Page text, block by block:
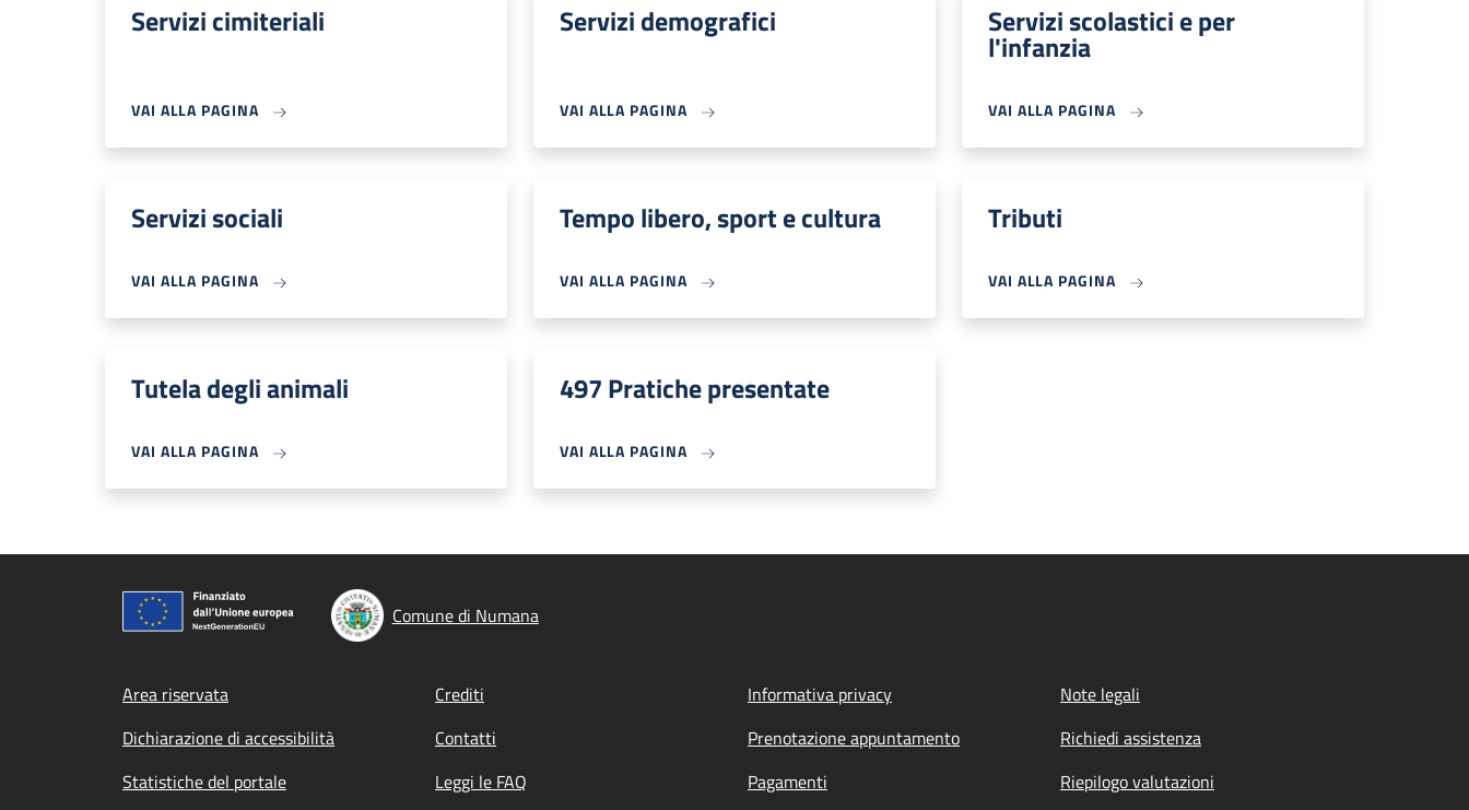
Servizi cimiteriali
VAI ALLA PAGINA
Servizi demografici
VAI ALLA PAGINA
Servizi scolastici e per
l'infanzia
VAI ALLA PAGINA
Servizi sociali
VAI ALLA PAGINA
Tempo libero, sport e cultura
VAI ALLA PAGINA
Tributi
VAI ALLA PAGINA
Tutela degli animali
VAI ALLA PAGINA
497 Pratiche presentate
VAI ALLA PAGINA
Comune di Numana
Footer menu
Area riservata Crediti Informativa privacy
Note legali
Dichiarazione di accessibilità
Contatti Prenotazione appuntamento
Richiedi assistenza
Statistiche del portale
Leggi le FAQ Pagamenti Riepilogo valutazioni